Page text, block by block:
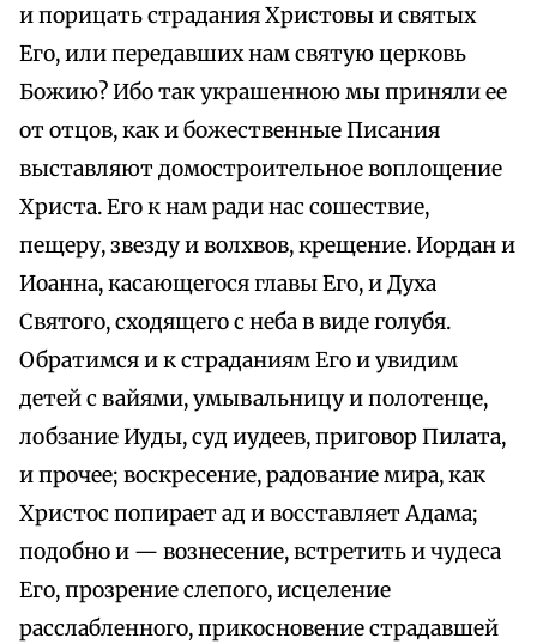
и порицать страдания Христовы и святых
Его, или передавших нам святую церковь
Божию? Ибо так украшенною мы приняли ее
от отцов, как и божественные Писания
выставляют домостроительное воплощение
Христа. Его к нам ради нас сошествие,
пещеру, звезду и волхвов, крещение. Иордан и
Иоанна, касающегося главы Его, и Духа
Святого, сходящего с неба в виде голубя.
Обратимся и к страданиям Его и увидим
детей с вайями, умывальницу и полотенце,
лобзание Иуды, суд иудеев, приговор Пилата,
и прочее; воскресение, радование мира, как
Христос попирает ад и восставляет Адама;
подобно и — вознесение, встретить и чудеса
Его, прозрение слепого, исцеление
расслабленного, прикосновение страдавшей